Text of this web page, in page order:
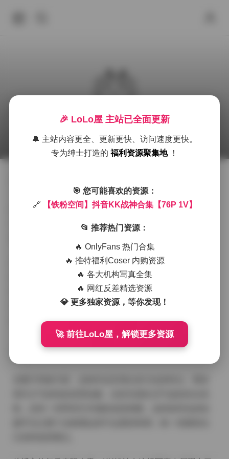
抖音KK战神写真合集精选76P高清美图
2025年9月26日 下午9:22 SSS典藏 抖音
了抖音KK战神的这组写真合集，不得不说这76张高清美
图确实让人眼前一亮。从专业角度来分析，这组作品无
论是在拍摄风格、构图技巧还是整体呈现上都展现出了
首先从视觉呈现来看，这组写真的拍摄氛围营造得相当
到位。摄影师显然很擅长捕捉自然光线的变化，大部分
照片都采用了柔和的自然光效，让人物轮廓显得格外立
体。特别是几组户外拍摄的场景，背景虚化处理得恰到
好处，既突出了主体人物，又保持了画面的整体美感。
🎉 LoLo屋 主站已全面更新
🔔 主站内容更全、更新更快、访问速度更快。
专为绅士打造的福利资源聚集地 ！
🎯 您可能喜欢的资源：
🔗
【铁粉空间】抖音KK战神合集【76P 1V】
📂 推荐热门资源：
🔥 OnlyFans 热门合集
🔥 推特福利Coser 内购资源
🔥 各大机构写真全集
🔥 网红反差精选资源
💎 更多独家资源，等你发现！
🚀 前往LoLo屋，解锁更多资源